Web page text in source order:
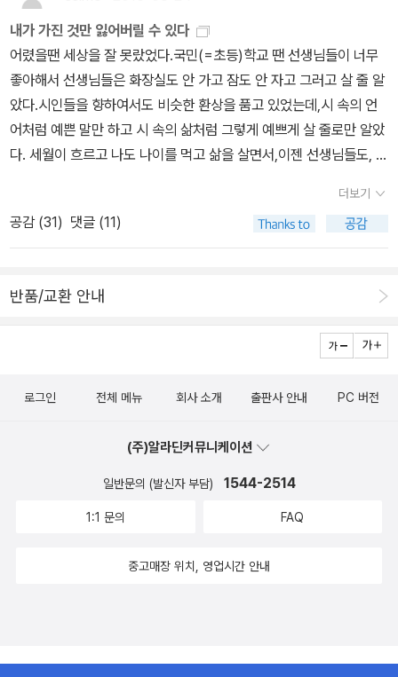
내가 가진 것만 잃어버릴 수 있다
어렸을땐 세상을 잘 못랐었다.국민(=초등)학교 땐 선생님들이 너무
좋아해서 선생님들은 화장실도 안 가고 잠도 안 자고 그러고 살 줄 알
았다.시인들을 향하여서도 비슷한 환상을 품고 있었는데,시 속의 언
어처럼 예쁜 말만 하고 시 속의 삶처럼 그렇게 예쁘게 살 줄로만 알았
다. 세월이 흐르고 나도 나이를 먹고 삶을 살면서,이젠 선생님들도, 시
게 삶을 사는 존재들이란 걸 알게 되었다. 당신들이 산 삶의 경험과 체
험들을 함께 나누려고 선생님을 하고 시를 쓰는 것일 게다.타인의 삶
을 대신 살아 줄 수는 없다.고기잡는 법을 알려줘야지 고기를 잡아줘
다는 걸 알고 실천에 옮긴 이들이 아닐까 싶다. 집에 가자 김해자
지음 / 삶창(삶이보이는창) / 2015년 6월 '김해자'라고하면 '데드슬
로우'란 시에 익숙해 있던 나는,요번 시집을 읽으며 그동안 내가 알던
가 무게 잡지 않는 것이 가볍고 경쾌하지만, 그렇다고 태양을 향해 날
니 뭐 별거 없더라 하는 달관의 경지에서 비롯된 가벼움 같은 것이었
다. 시들도 그랬다.어려운 말을 쓰거나 시적인 수사법을 일부러 구사
한 여운을 주었다. 니가 좋으면 가끔 찾아와 물들이는 말이 있다두레
른 이파리 위에붉은 돌 찧어 뿌리고 토끼풀꽃 몇 송이 얹어머시마가
더보기
공감 (31) 댓글 (11)
반품/교환 안내
로그인 전체 메뉴 회사 소개 출판사 안내 PC 버전
(주)알라딘커뮤니케이션
일반문의 (발신자 부담) 1544-2514
1:1 문의 FAQ
중고매장 위치, 영업시간 안내